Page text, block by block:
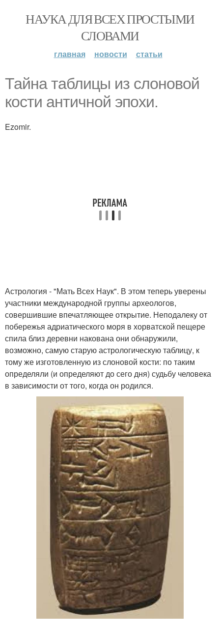
НАУКА ДЛЯ ВСЕХ ПРОСТЫМИ
СЛОВАМИ
главная новости статьи
Тайна таблицы из слоновой
кости античной эпохи.
Ezomir.
Астрология - "Мать Всех Наук". В этом теперь уверены
участники международной группы археологов,
совершившие впечатляющее открытие. Неподалеку от
побережья адриатического моря в хорватской пещере
спила близ деревни накована они обнаружили,
возможно, самую старую астрологическую таблицу, к
тому же изготовленную из слоновой кости: по таким
определяли (и определяют до сего дня) судьбу человека
в зависимости от того, когда он родился.